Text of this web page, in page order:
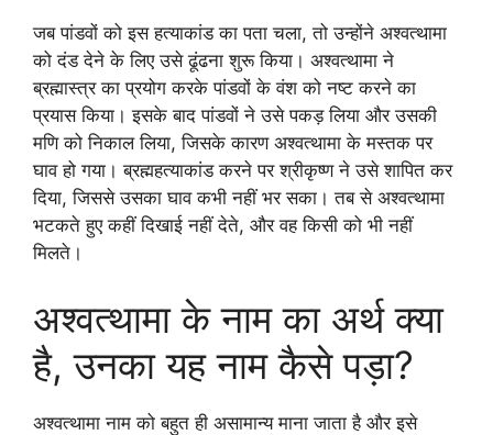
जब पांडवों को इस हत्याकांड का पता चला, तो उन्होंने अश्वत्थामा
को दंड देने के लिए उसे ढूंढना शुरू किया। अश्वत्थामा ने
ब्रह्मास्त्र का प्रयोग करके पांडवों के वंश को नष्ट करने का
प्रयास किया। इसके बाद पांडवों ने उसे पकड़ लिया और उसकी
मणि को निकाल लिया, जिसके कारण अश्वत्थामा के मस्तक पर
घाव हो गया। ब्रह्महत्याकांड करने पर श्रीकृष्ण ने उसे शापित कर
दिया, जिससे उसका घाव कभी नहीं भर सका। तब से अश्वत्थामा
भटकते हुए कहीं दिखाई नहीं देते, और वह किसी को भी नहीं
मिलते।
अश्वत्थामा के नाम का अर्थ क्या
है, उनका यह नाम कैसे पड़ा?
अश्वत्थामा नाम को बहुत ही असामान्य माना जाता है और इसे